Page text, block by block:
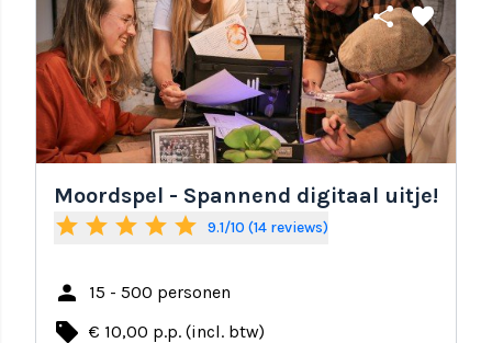
share favorite
Moordspel - Spannend digitaal uitje!
star star star star star 9.1/10 (14 reviews)
person 15 - 500 personen
local_offer € 10,00 p.p. (incl. btw)